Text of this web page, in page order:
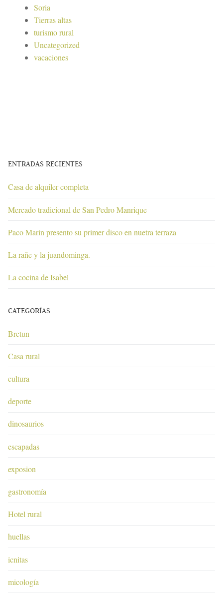
Soria
Tierras altas
turismo rural
Uncategorized
vacaciones
ENTRADAS RECIENTES
Casa de alquiler completa
Mercado tradicional de San Pedro Manrique
Paco Marin presento su primer disco en nuetra terraza
La rañe y la juandominga.
La cocina de Isabel
CATEGORÍAS
Bretun
Casa rural
cultura
deporte
dinosaurios
escapadas
exposion
gastronomía
Hotel rural
huellas
icnitas
micología